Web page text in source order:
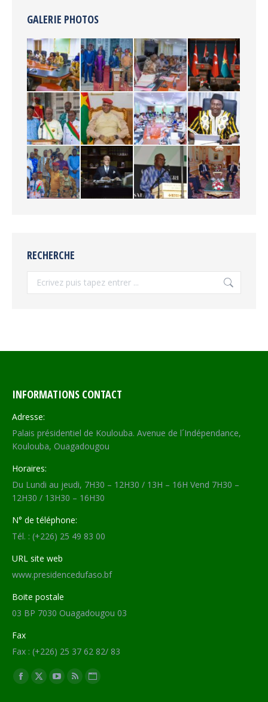
GALERIE PHOTOS
RECHERCHE
INFORMATIONS CONTACT
Adresse:
Palais présidentiel de Koulouba. Avenue de l´Indépendance,
Koulouba, Ouagadougou
Horaires:
Du Lundi au jeudi, 7H30 – 12H30 / 13H – 16H Vend 7H30 –
12H30 / 13H30 – 16H30
N° de téléphone:
Tél. : (+226) 25 49 83 00
URL site web
www.presidencedufaso.bf
Boite postale
03 BP 7030 Ouagadougou 03
Fax
Fax : (+226) 25 37 62 82/ 83
Trouvez nous sur :
Facebook
X
YouTube
RSS Site